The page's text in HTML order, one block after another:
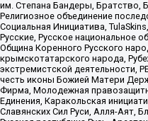
им. Степана Бандеры, Братство,
Религиозное объединение
Социальная Инициатива,
Русские, Русское национальное
Община Коренного Русского
крымскотатарского народа,
экстремистской деятельности,
честь иконы Божией Матери
Фирма, Молодежная
Единения, Каракольская
Славянских Сил Руси, Алля-Аят,